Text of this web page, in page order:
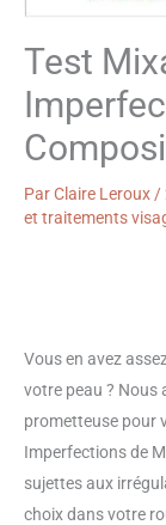
Test
ParClaire Leroux /
et traitements
Vous en avez
votre peau ? Nous
prometteuse pour
Imperfections de
sujettes aux
choix dans votre